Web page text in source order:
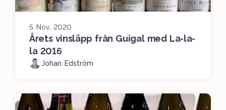
5 Nov, 2020
Årets vinsläpp från Guigal med La-la-
la 2016
Johan Edström